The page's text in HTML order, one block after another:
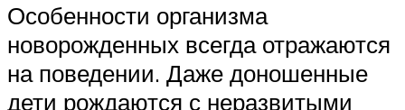
Особенности организма
новорожденных всегда отражаются
на поведении. Даже доношенные
дети рождаются с неразвитыми